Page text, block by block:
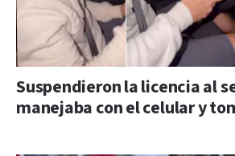
Suspendieron la licencia al
manejaba con el celular y